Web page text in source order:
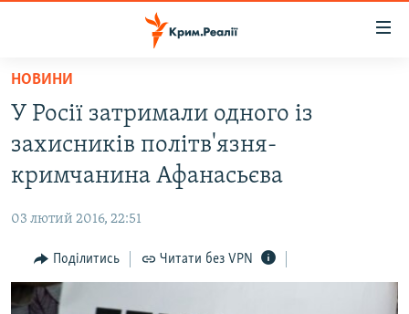
Перейти
основного
матеріалу
до
основної
Перейти
до
пошуку
БЛОГИ
ПОГЛЯД
ІНТЕРВ'Ю
НОВИНИ
У Росії затримали одного із
захисників політв'язня-
кримчанина Афанасьєва
03 лютий 2016, 22:51
Поділитись Читати без VPN